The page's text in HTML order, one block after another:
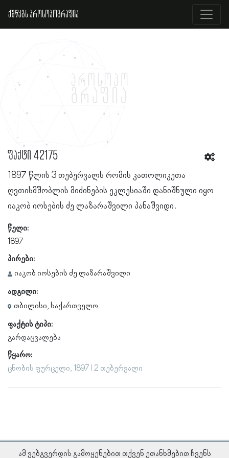
ქშწკგს პროსოპოგრაფია
ფაქტი 42175
1897 წლის 3 თებერვალს რომის კათოლიკეთა
ღვთისმშობლის მიძინების ეკლესიაში დანიშნული იყო
იაკობ იოსების ძე ლაზარაშვილი პანაშვიდი.
წელი:
1897
პირები:
იაკობ იოსების ძე ლაზარაშვილი
ადგილი:
თბილისი, საქართველო
ფაქტის ტიპი:
გარდაცვალება
წყარო:
ცნობის ფურცელი, 1897 l 2 თებერვალი
ამ ვებგვერდის გამოყენებით თქვენ ეთანხმებით ჩვენს